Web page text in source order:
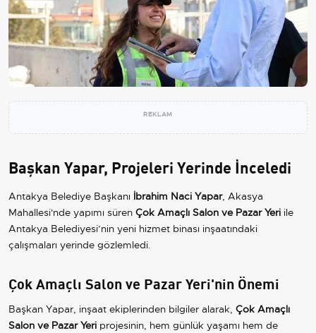
REKLAM
Başkan Yapar, Projeleri Yerinde İnceledi
Antakya Belediye Başkanı İbrahim Naci Yapar, Akasya
Mahallesi'nde yapımı süren Çok Amaçlı Salon ve Pazar Yeri ile
Antakya Belediyesi’nin yeni hizmet binası inşaatındaki
çalışmaları yerinde gözlemledi.
Çok Amaçlı Salon ve Pazar Yeri'nin Önemi
Başkan Yapar, inşaat ekiplerinden bilgiler alarak, Çok Amaçlı
Salon ve Pazar Yeri projesinin, hem günlük yaşamı hem de